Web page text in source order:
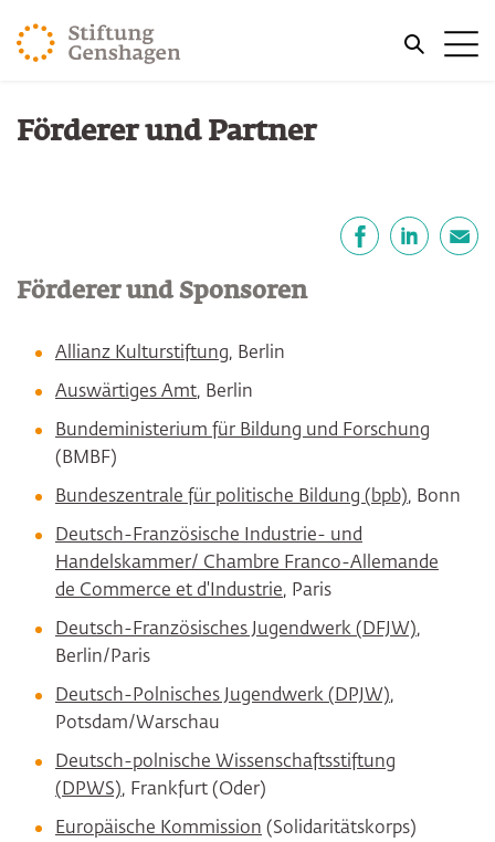
ZUM HAUPTINHALT SPRINGEN
ZUR SUCHE SPRINGEN
Sie befinden sich hier:
Start Über uns
Förderer und Partner
Förderer und Sponsoren
Allianz Kulturstiftung, Berlin
Auswärtiges Amt, Berlin
Bundeministerium für Bildung und Forschung
(BMBF)
Bundeszentrale für politische Bildung (bpb), Bonn
Deutsch-Französische Industrie- und
Handelskammer/ Chambre Franco-Allemande
de Commerce et d'Industrie, Paris
Deutsch-Französisches Jugendwerk (DFJW),
Berlin/Paris
Deutsch-Polnisches Jugendwerk (DPJW),
Potsdam/Warschau
Deutsch-polnische Wissenschaftsstiftung
(DPWS), Frankfurt (Oder)
Europäische Kommission (Solidaritätskorps)